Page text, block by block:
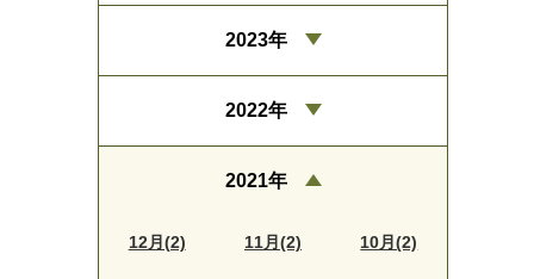
2023年
2022年
2021年
12月(2) 11月(2) 10月(2)